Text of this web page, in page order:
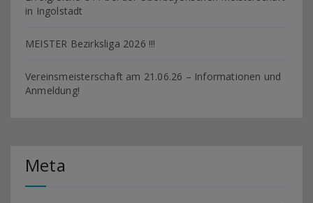
in Ingolstadt
MEISTER Bezirksliga 2026 !!!
Vereinsmeisterschaft am 21.06.26 – Informationen und
Anmeldung!
Meta